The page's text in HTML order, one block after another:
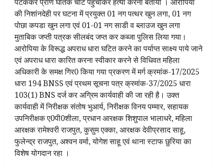
की निशांनदेही पर घटना में प्रयुक्त 01 नग पत्थर खुन लगा, 01 नग
पोछा कपडा खुन लगा एवं 01-01 नग साडी व ब्लाउज खुन लगा
मुताबिक जप्ती पत्रक सीलबंद जप्त कर कब्जा पुलिस लिया गया।
आरोपिया के विरूद्ध अपराध धारा घटित करने का पर्याप्त साक्ष्य पाये जाने
एवं अपराध धारा कारित करना स्वीकार करने से विधिवत महिला
अधिकारी के समक्ष गिर0 किया गया प्रकरण में मर्ग क्रमांक-17/2025
धारा 194 BNSS एवं प्रथम सूचना पत्र क्रमांक-37/2025 धारा
103(1) BNS दर्ज कर अग्रिम कार्यवाही की जा रही है। उक्त
कार्यवाही में निरीक्षक संतोष भुआर्य, निरीक्षक विनय पम्मार, सहायक
उपनिरीक्षक ए0पी0शीला, प्रधान आरक्षक शिशुपाल भालाधरे, महिला
आरक्षक रामेश्वरी राजपुत, कुसुम एक्का, आरक्षक देवीप्रसाद साहू,
फुलेन्द्र राजपुत, अश्वन वर्मा, योगेश साहू एवं थाना स्टाफ छुरिया का
विशेष योगदान रहा ।